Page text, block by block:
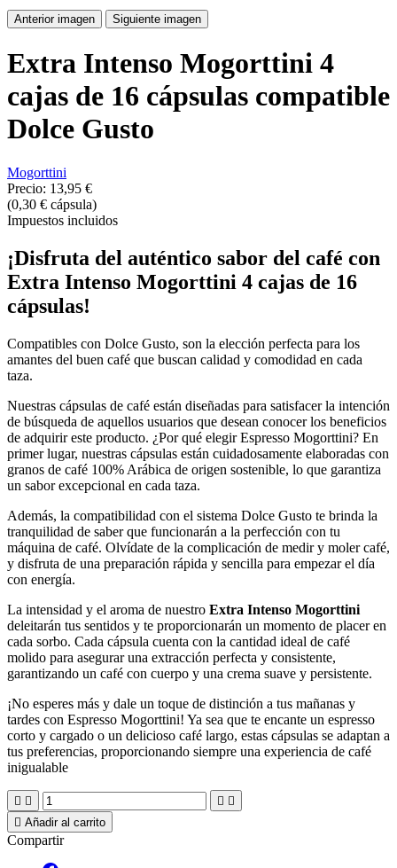
Anterior imagen Siguiente imagen
Extra Intenso Mogorttini 4
cajas de 16 cápsulas compatible
Dolce Gusto
Mogorttini
Precio: 13,95 €
(0,30 € cápsula)
Impuestos incluidos
¡Disfruta del auténtico sabor del café con
Extra Intenso Mogorttini 4 cajas de 16
cápsulas!
Compatibles con Dolce Gusto, son la elección perfecta para los
amantes del buen café que buscan calidad y comodidad en cada
taza.
Nuestras cápsulas de café están diseñadas para satisfacer la intención
de búsqueda de aquellos usuarios que desean conocer los beneficios
de adquirir este producto. ¿Por qué elegir Espresso Mogorttini? En
primer lugar, nuestras cápsulas están cuidadosamente elaboradas con
granos de café 100% Arábica de origen sostenible, lo que garantiza
un sabor excepcional en cada taza.
Además, la compatibilidad con el sistema Dolce Gusto te brinda la
tranquilidad de saber que funcionarán a la perfección con tu
máquina de café. Olvídate de la complicación de medir y moler café,
y disfruta de una preparación rápida y sencilla para empezar el día
con energía.
La intensidad y el aroma de nuestro Extra Intenso Mogorttini
deleitarán tus sentidos y te proporcionarán un momento de placer en
cada sorbo. Cada cápsula cuenta con la cantidad ideal de café
molido para asegurar una extracción perfecta y consistente,
garantizando un café con cuerpo y una crema suave y persistente.
¡No esperes más y dale un toque de distinción a tus mañanas y
tardes con Espresso Mogorttini! Ya sea que te encante un espresso
corto y cargado o un delicioso café largo, estas cápsulas se adaptan a
tus preferencias, proporcionando siempre una experiencia de café
inigualable
   
 Añadir al carrito
Compartir